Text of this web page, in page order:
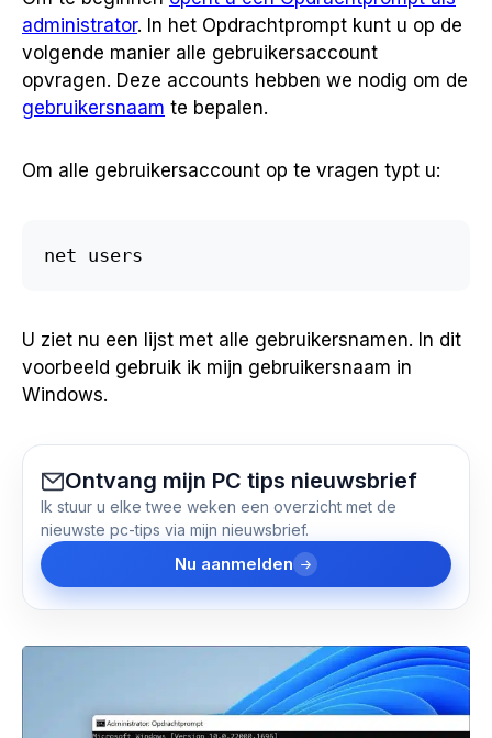
administrator. In het Opdrachtprompt kunt u op de
volgende manier alle gebruikersaccount
opvragen. Deze accounts hebben we nodig om de
gebruikersnaam te bepalen.
Om alle gebruikersaccount op te vragen typt u:
net users
U ziet nu een lijst met alle gebruikersnamen. In dit
voorbeeld gebruik ik mijn gebruikersnaam in
Windows.
Ontvang mijn PC tips nieuwsbrief
Ik stuur u elke twee weken een overzicht met de
nieuwste pc-tips via mijn nieuwsbrief.
Nu aanmelden